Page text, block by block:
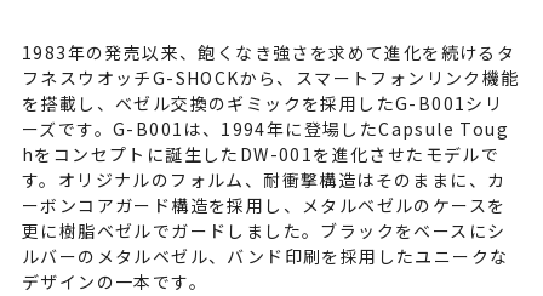
1983年の発売以来、飽くなき強さを求めて進化を続けるタ
フネスウオッチG-SHOCKから、スマートフォンリンク機能
を搭載し、ベゼル交換のギミックを採用したG-B001シリ
ーズです。G-B001は、1994年に登場したCapsule Toug
hをコンセプトに誕生したDW-001を進化させたモデルで
す。オリジナルのフォルム、耐衝撃構造はそのままに、カ
ーボンコアガード構造を採用し、メタルベゼルのケースを
更に樹脂ベゼルでガードしました。ブラックをベースにシ
ルバーのメタルベゼル、バンド印刷を採用したユニークな
デザインの一本です。